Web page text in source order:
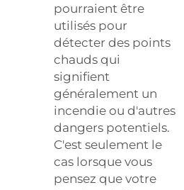
pourraient être
utilisés pour
détecter des points
chauds qui
signifient
généralement un
incendie ou d'autres
dangers potentiels.
C'est seulement le
cas lorsque vous
pensez que votre